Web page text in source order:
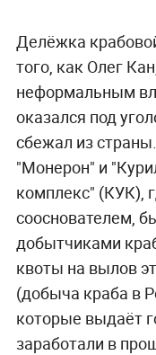
Делёжка
того, как Олег
неформальным
оказался под
сбежал из
"Монерон" и
комплекс" (КУК),
сооснователем,
добытчиками
квоты на вылов
(добыча краба в
которые выдаёт
заработали в